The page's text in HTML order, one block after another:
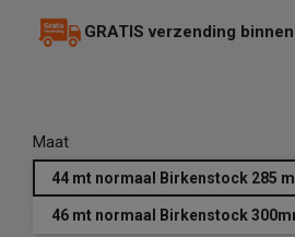
GRATIS verzending
Maat
44 mt normaal Birkenstock 285
46 mt normaal Birkenstock